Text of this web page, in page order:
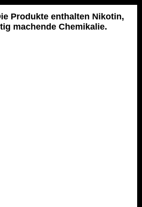
Produkte enthalten Nikotin,
machende Chemikalie.